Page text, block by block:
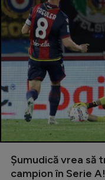
Șumudică vrea să
campion în Serie